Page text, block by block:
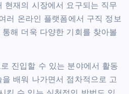
현재의 시장에서 요구되는 직무
러 온라인 플랫폼에서 구직 정보
해 더욱 다양한 기회를 찾아볼
진입할 수 있는 분야에서 활동
배워 나가면서 점차적으로 고